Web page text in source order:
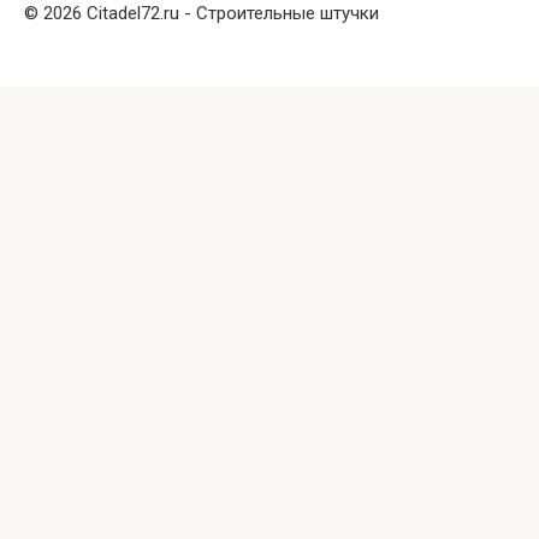
© 2026 Citadel72.ru - Строительные штучки